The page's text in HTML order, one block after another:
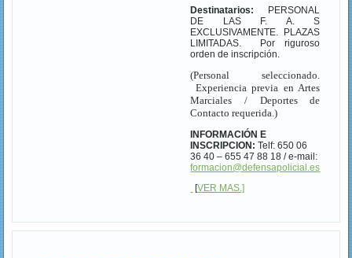
Destinatarios:
PERSONAL
DE LAS F. A. S
EXCLUSIVAMENTE. PLAZAS
LIMITADAS.
Por riguroso
orden de inscripción.
(Personal seleccionado.
Experiencia previa en Artes
Marciales / Deportes de
Contacto requerida.)
INFORMACIÓN E
INSCRIPCION:Telf: 650 06
36 40 – 655 47 88 18 / e-mail:
formacion@defensapolicial.es
[VER MAS.]